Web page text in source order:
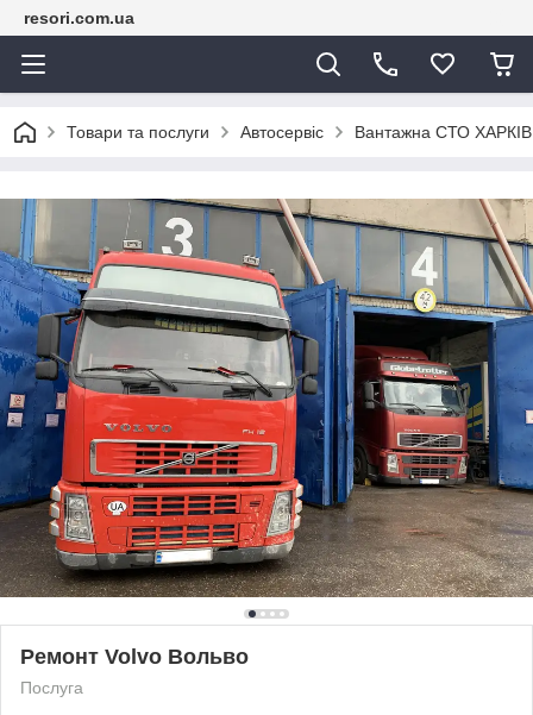
resori.com.ua
Товари та послуги Автосервіс Вантажна СТО
Ремонт Volvo Вольво
Послуга